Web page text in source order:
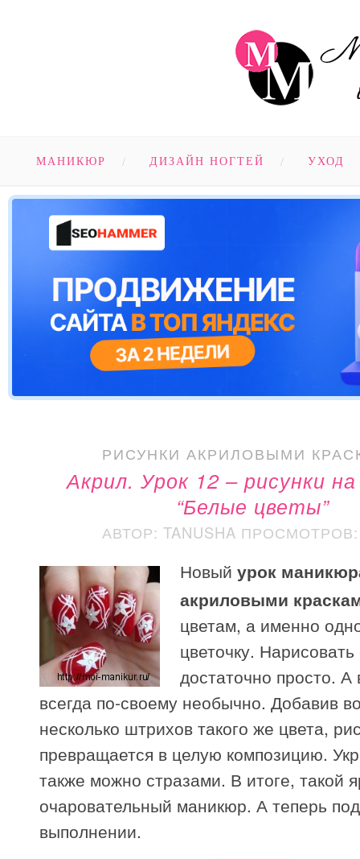
МАНИКЮР ДИЗАЙН НОГТЕЙ УХОД
РИСУНКИ АКРИЛОВЫМИ
Акрил. Урок 12 – рисунки
“Белые цветы”
АВТОР: TANUSHA ПРОСМОТРОВ:
Новый урок
акриловыми
цветам, а именно
цветочку. Нарисовать
достаточно просто. А
всегда по-своему необычно. Добавив
несколько штрихов такого же цвета,
превращается в целую композицию.
также можно стразами. В итоге, такой
очаровательный маникюр. А теперь
выполнении.